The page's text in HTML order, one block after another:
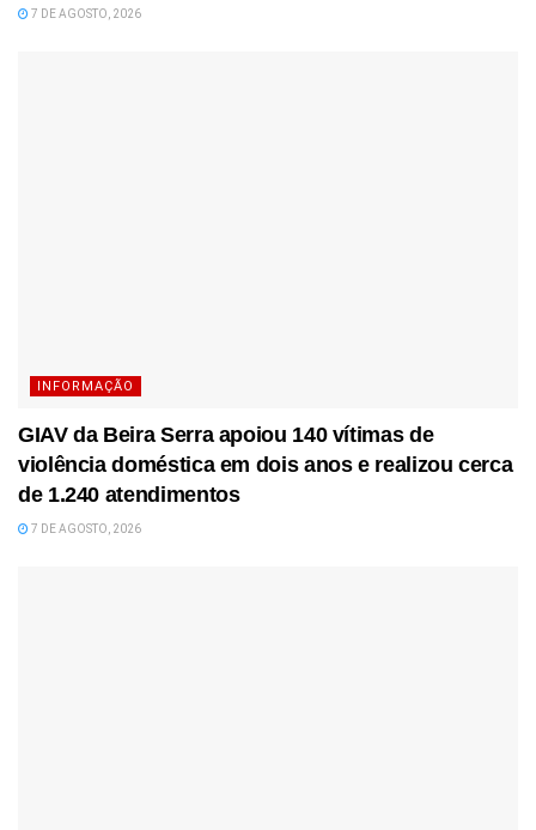
7 DE AGOSTO, 2026
INFORMAÇÃO
GIAV da Beira Serra apoiou 140 vítimas de
violência doméstica em dois anos e realizou cerca
de 1.240 atendimentos
7 DE AGOSTO, 2026